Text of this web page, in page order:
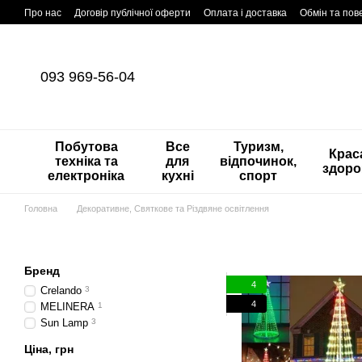
Перейти до основного контенту
Про нас Договір публічної оферти Оплата і доставка Обмін та
093 969-56-04
Побутова
техніка та
електроніка
Все
для
кухні
Туризм,
відпочинок,
спорт
Головна Декоративне, Святкове та Різдвяне освітлення
4
4
Бренд
Crelando 3
MELINERA 1
Sun Lamp 3
Ціна, грн